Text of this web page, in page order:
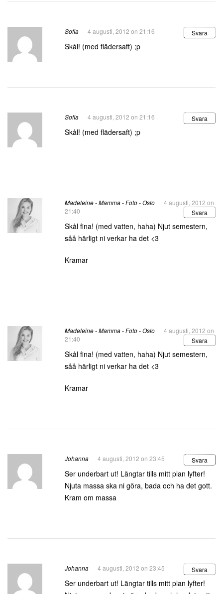
Sofia 4 augusti, 2012 on 21:16 Svara
Skål! (med flädersaft) ;p
Sofia 4 augusti, 2012 on 21:16 Svara
Skål! (med flädersaft) ;p
Madeleine - Mamma - Foto - Oslo
4 augusti, 2012 on
21:40
Svara
Skål fina! (med vatten, haha) Njut semestern,
såå härligt ni verkar ha det <3
Kramar
Madeleine - Mamma - Foto - Oslo
4 augusti, 2012 on
21:40
Svara
Skål fina! (med vatten, haha) Njut semestern,
såå härligt ni verkar ha det <3
Kramar
Johanna 4 augusti, 2012 on 23:45 Svara
Ser underbart ut! Längtar tills mitt plan lyfter!
Njuta massa ska ni göra, bada och ha det gott.
Kram om massa
Johanna 4 augusti, 2012 on 23:45 Svara
Ser underbart ut! Längtar tills mitt plan lyfter!